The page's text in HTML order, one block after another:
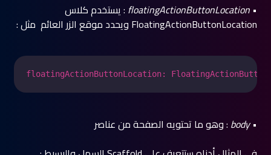
•
floatingActionButtonLocation : يستخدم كلاس
FloatingActionButtonLocation ويحدد موقع الزر العائم مثل :
floatingActionButtonLocation:
•
body : وهو ما تحتويه الصفحة من عناصر